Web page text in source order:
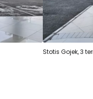
Stotis Gojek, 3